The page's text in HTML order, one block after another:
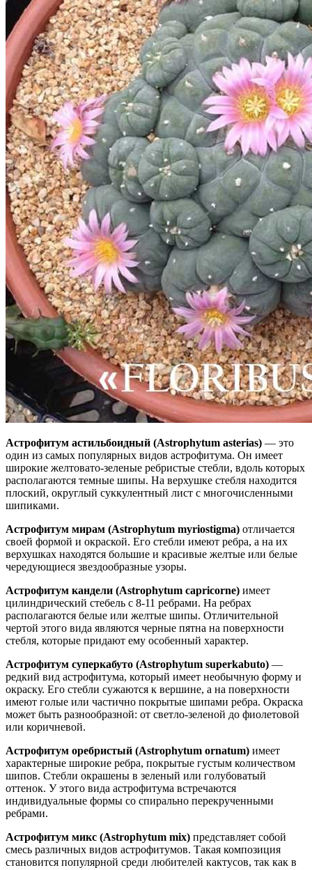
Астрофитум астильбоидный (Astrophytum asterias) — это
один из самых популярных видов астрофитума. Он имеет
широкие желтовато-зеленые ребристые стебли, вдоль которых
располагаются темные шипы. На верхушке стебля находится
плоский, округлый суккулентный лист с многочисленными
шипиками.
Астрофитум мирам (Astrophytum myriostigma) отличается
своей формой и окраской. Его стебли имеют ребра, а на их
верхушках находятся большие и красивые желтые или белые
чередующиеся звездообразные узоры.
Астрофитум кандели (Astrophytum capricorne) имеет
цилиндрический стебель с 8-11 ребрами. На ребрах
располагаются белые или желтые шипы. Отличительной
чертой этого вида являются черные пятна на поверхности
стебля, которые придают ему особенный характер.
Астрофитум суперкабуто (Astrophytum superkabuto) —
редкий вид астрофитума, который имеет необычную форму и
окраску. Его стебли сужаются к вершине, а на поверхности
имеют голые или частично покрытые шипами ребра. Окраска
может быть разнообразной: от светло-зеленой до фиолетовой
или коричневой.
Астрофитум оребристый (Astrophytum ornatum) имеет
характерные широкие ребра, покрытые густым количеством
шипов. Стебли окрашены в зеленый или голубоватый
оттенок. У этого вида астрофитума встречаются
индивидуальные формы со спирально перекрученными
ребрами.
Астрофитум микс (Astrophytum mix) представляет собой
смесь различных видов астрофитумов. Такая композиция
становится популярной среди любителей кактусов, так как в